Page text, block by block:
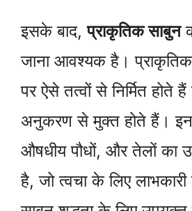
इसके बाद,प्राकृतिक साबुन
जाना आवश्यक है।
पर ऐसे तत्वों से निर्मित होते
अनुकरण से मुक्त होते हैं।
औषधीय पौधों, और तेलों का
है, जो त्वचा के लिए